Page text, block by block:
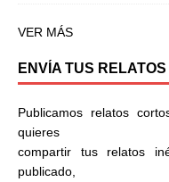
VER MÁS
ENVÍA TUS RELATOS
Publicamos relatos
quieres
compartir tus relatos
publicado,